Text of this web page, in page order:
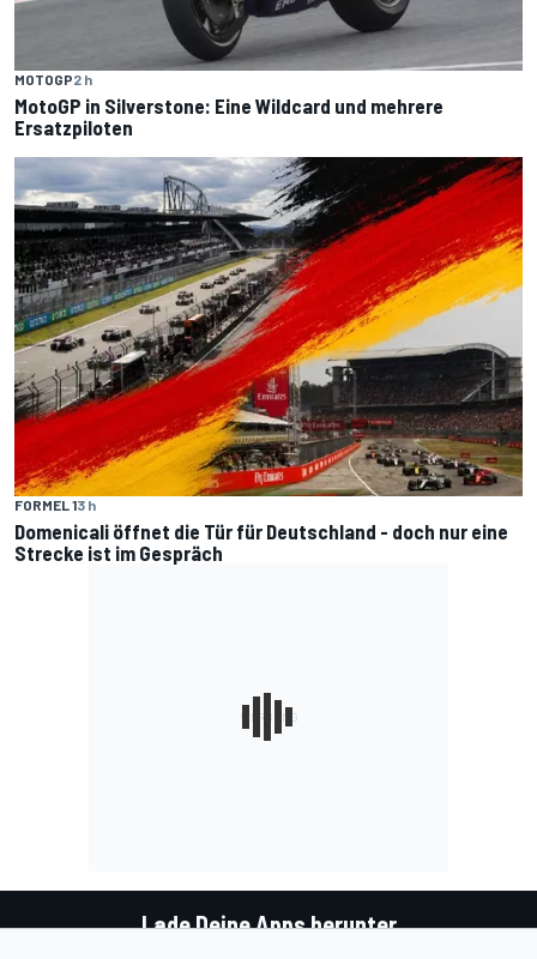
MOTOGP2 h
MotoGP in Silverstone: Eine Wildcard und mehrere
Ersatzpiloten
FORMEL 13 h
Domenicali öffnet die Tür für Deutschland - doch nur eine
Strecke ist im Gespräch
Lade Deine Apps herunter